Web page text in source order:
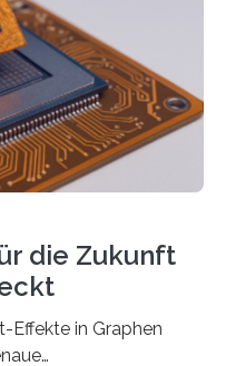
Institut Josh Caldwell,
Direktor des
für
University,
Fritz-Haber-Institut
das…
die Zukunft
Effekte in Graphen